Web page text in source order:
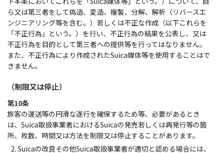
ら又は第三者をして偽造、変造、複製、分解、解析（リバースエ
ンジニアリング等を含む。）若しくは不正な作成（以下これらを
「不正行為」という。）を行い、不正行為の結果を公表し、又は
不正行為を目的として第三者への提供等を行ってはなりません。
また、不正行為により作成されたSuica媒体等を使用することはで
きません。
（制限又は停止）
第10条
旅客の運送等の円滑な遂行を確保するため等、必要があるとき
は、Suica取扱事業者におけるSuicaの発売若しくは再発行等の箇
所、枚数、時間又は方法を制限又は停止することがあります。
Suicaの改良その他Suica取扱事業者が適切と認める場合には、